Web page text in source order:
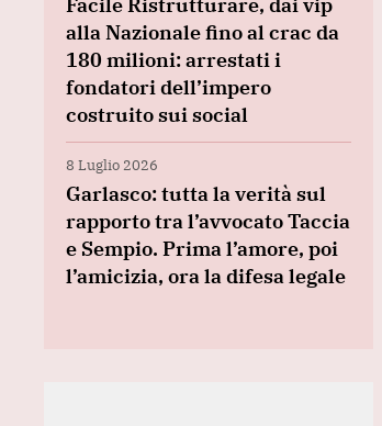
alla Nazionale fino al crac da
180 milioni: arrestati i
fondatori dell’impero
costruito sui social
8 Luglio 2026
Garlasco: tutta la verità sul
rapporto tra l’avvocato Taccia
e Sempio. Prima l’amore, poi
l’amicizia, ora la difesa legale